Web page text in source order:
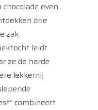
even
drie
zak
leidt
ze de harde
lekkernij
combineert